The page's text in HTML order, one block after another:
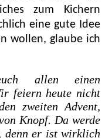
zum Kichern
eine gute Idee
wollen, glaube ich
allen einen
feiern heute nicht
zweiten Advent,
Knopf. Da werde
denn er ist wirklich